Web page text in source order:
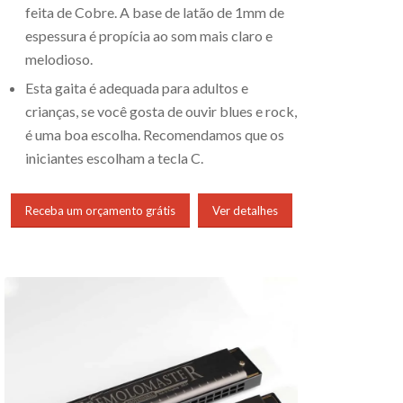
feita de Cobre. A base de latão de 1mm de
espessura é propícia ao som mais claro e
melodioso.
Esta gaita é adequada para adultos e
crianças, se você gosta de ouvir blues e rock,
é uma boa escolha. Recomendamos que os
iniciantes escolham a tecla C.
Receba um orçamento grátis Ver detalhes